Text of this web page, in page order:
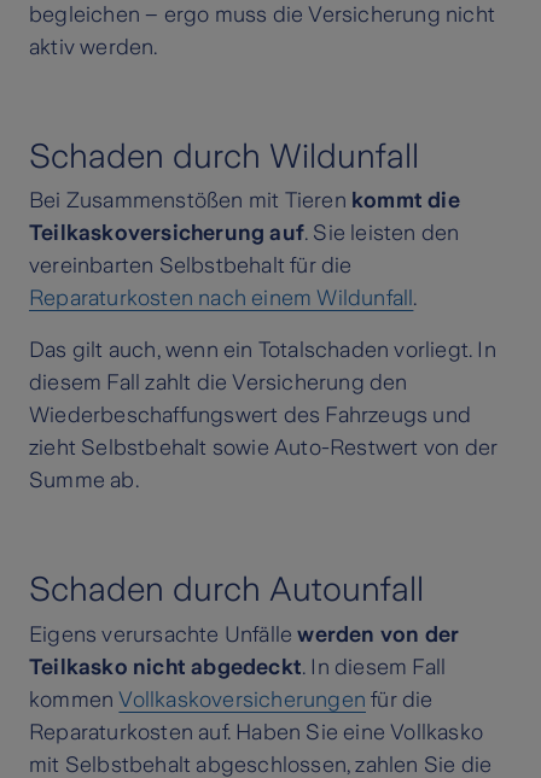
begleichen – ergo muss die Versicherung nicht
aktiv werden.
Schaden durch Wildunfall
Bei Zusammenstößen mit Tieren kommt die
Teilkaskoversicherung auf. Sie leisten den
vereinbarten Selbstbehalt für die
Reparaturkosten nach einem Wildunfall .
Das gilt auch, wenn ein Totalschaden vorliegt. In
diesem Fall zahlt die Versicherung den
Wiederbeschaffungswert des Fahrzeugs und
zieht Selbstbehalt sowie Auto-Restwert von der
Summe ab.
Schaden durch Autounfall
Eigens verursachte Unfällewerden von der
Teilkasko nicht abgedeckt. In diesem Fall
kommenVollkaskoversicherungen für die
Reparaturkosten auf. Haben Sie eine Vollkasko
mit Selbstbehalt abgeschlossen, zahlen Sie die